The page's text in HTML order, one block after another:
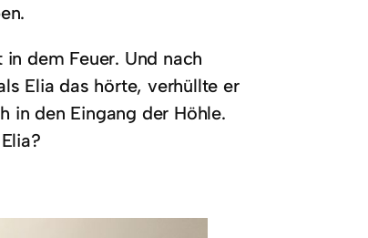
dem Feuer. Und nach
Elia das hörte, verhüllte er
in den Eingang der Höhle.